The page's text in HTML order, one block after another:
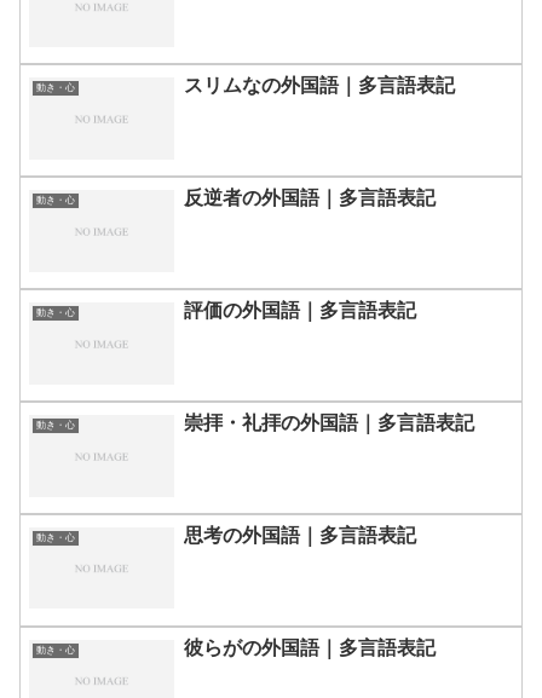
動き・心 スリムなの外国語｜多言語表記
動き・心 反逆者の外国語｜多言語表記
動き・心 評価の外国語｜多言語表記
動き・心 崇拝・礼拝の外国語｜多言語表記
動き・心 思考の外国語｜多言語表記
動き・心 彼らがの外国語｜多言語表記